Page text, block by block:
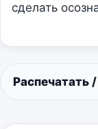
сделать
Распечатать /